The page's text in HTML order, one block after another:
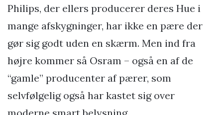
Philips, der ellers producerer deres Hue i
mange afskygninger, har ikke en pære der
gør sig godt uden en skærm. Men ind fra
højre kommer så Osram – også en af de
“gamle” producenter af pærer, som
selvfølgelig også har kastet sig over